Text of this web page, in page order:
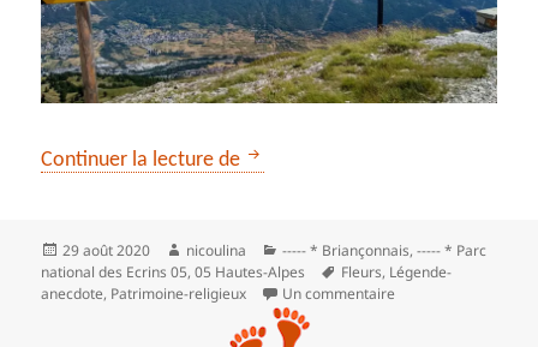
Continuer la lecture de Notre Dame des Neiges par le
Publié
le
29 août 2020 Auteur
nicoulina Catégories
----- * Briançonnais,----- * Parc
national des Ecrins 05,05 Hautes-Alpes Mots-
clés
Fleurs, Légende-
anecdote, Patrimoine-religieux Un commentaire sur Notre Dame